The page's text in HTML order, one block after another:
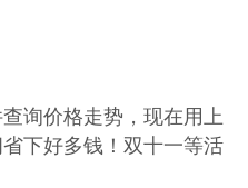
询价格走势，现在用上
下好多钱！双十一等活